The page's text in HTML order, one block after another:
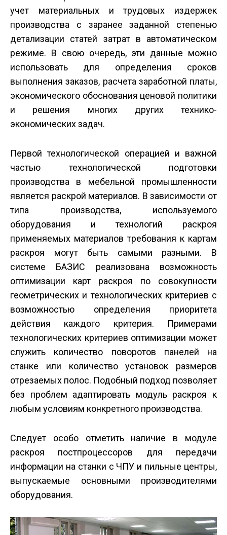
учет материальных и трудовых издержек
производства с заранее заданной степенью
детализации статей затрат в автоматическом
режиме. В свою очередь, эти данные можно
использовать для определения сроков
выполнения заказов, расчета заработной платы,
экономического обоснования ценовой политики
и решения многих других технико-
экономических задач.
Первой технологической операцией и важной
частью технологической подготовки
производства в мебельной промышленности
является раскрой материалов. В зависимости от
типа производства, используемого
оборудования и технологий раскроя
применяемых материалов требования к картам
раскроя могут быть самыми разными. В
системе БАЗИС реализована возможность
оптимизации карт раскроя по совокупности
геометрических и технологических критериев с
возможностью определения приоритета
действия каждого критерия. Примерами
технологических критериев оптимизации может
служить количество поворотов панелей на
станке или количество установок размеров
отрезаемых полос. Подобный подход позволяет
без проблем адаптировать модуль раскроя к
любым условиям конкретного производства.
Следует особо отметить наличие в модуле
раскроя постпроцессоров для передачи
информации на станки с ЧПУ и пильные центры,
выпускаемые основными производителями
оборудования.